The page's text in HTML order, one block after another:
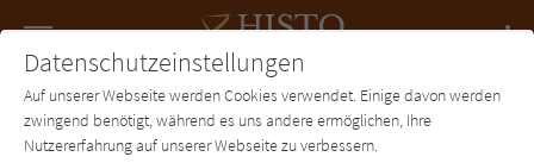
SUCHE Forum Charts Newsletter
Datenschutzeinstellungen
Auf unserer Webseite werden Cookies verwendet. Einige davon werden
zwingend benötigt, während es uns andere ermöglichen, Ihre
Nutzererfahrung auf unserer Webseite zu verbessern.